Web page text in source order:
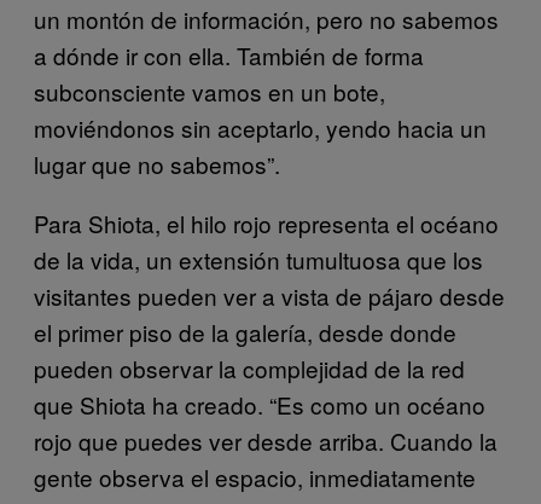
un montón de información, pero no sabemos
a dónde ir con ella. También de forma
subconsciente vamos en un bote,
moviéndonos sin aceptarlo, yendo hacia un
lugar que no sabemos”.
Para Shiota, el hilo rojo representa el océano
de la vida, un extensión tumultuosa que los
visitantes pueden ver a vista de pájaro desde
el primer piso de la galería, desde donde
pueden observar la complejidad de la red
que Shiota ha creado. “Es como un océano
rojo que puedes ver desde arriba. Cuando la
gente observa el espacio, inmediatamente